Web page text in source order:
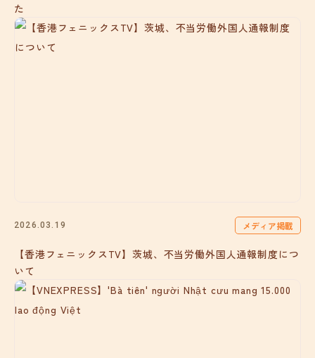
た
2026.03.19 メディア掲載
【香港フェニックスTV】茨城、不当労働外国人通報制度につ
いて